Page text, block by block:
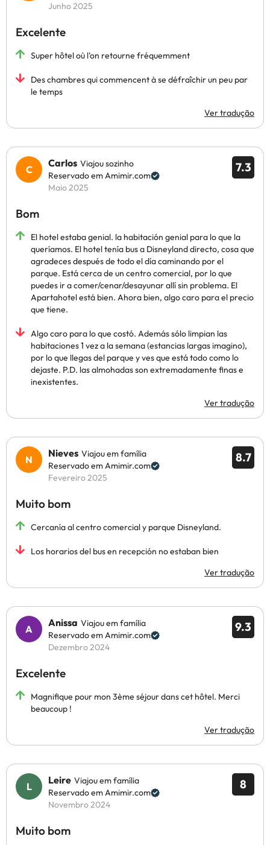
Junho 2025
Excelente
Super hôtel où l'on retourne fréquemment
Des chambres qui commencent à se défraîchir un peu par
le temps
Ver tradução
7.3
Carlos Viajou sozinho
Reservado em Amimir.com
Maio 2025
Bom
El hotel estaba genial. la habitación genial para lo que la
queríamos. El hotel tenía bus a Disneyland directo, cosa que
agradeces después de todo el día caminando por el
parque. Está cerca de un centro comercial, por lo que
puedes ir a comer/cenar/desayunar allí sin problema. El
Apartahotel está bien. Ahora bien, algo caro para el precio
que tiene.
Algo caro para lo que costó. Además sólo limpian las
habitaciones 1 vez a la semana (estancias largas imagino),
por lo que llegas del parque y ves que está todo como lo
dejaste. P.D. las almohadas son extremadamente finas e
inexistentes.
Ver tradução
8.7
Nieves Viajou em família
Reservado em Amimir.com
Fevereiro 2025
Muito bom
Cercanía al centro comercial y parque Disneyland.
Los horarios del bus en recepción no estaban bien
Ver tradução
9.3
Anissa Viajou em família
Reservado em Amimir.com
Dezembro 2024
Excelente
Magnifique pour mon 3ème séjour dans cet hôtel. Merci
beaucoup !
Ver tradução
8
Leire Viajou em família
Reservado em Amimir.com
Novembro 2024
Muito bom